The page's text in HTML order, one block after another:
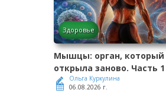
Здоровье
Мышцы: орган, который
открыла заново. Часть 1
Ольга Куркулина
06.08.2026 г.